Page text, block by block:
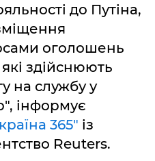
до Путіна,
оголошень
здійснюють
на службу у
інформує
365" із
Reuters.